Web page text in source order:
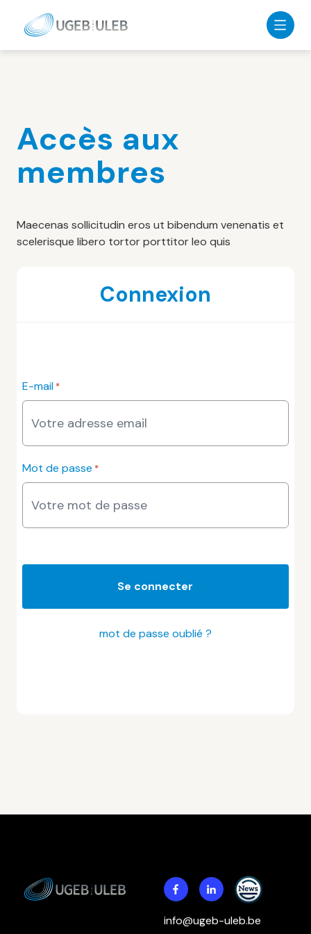
Accès aux
membres
Maecenas sollicitudin eros ut bibendum venenatis et
scelerisque libero tortor porttitor leo quis
Connexion
E-mail *
Mot de passe *
mot de passe oublié ?
info@ugeb-uleb.be